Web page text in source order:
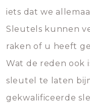
iets dat we
Sleutels kunnen
raken of u heeft
Wat de reden ook
sleutel te laten
gekwalificeerde